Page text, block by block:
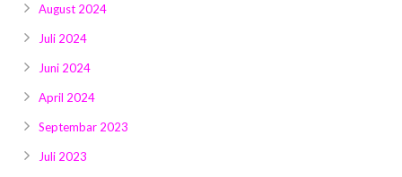
August 2024
Juli 2024
Juni 2024
April 2024
Septembar 2023
Juli 2023